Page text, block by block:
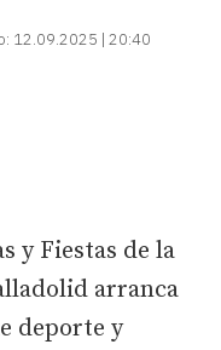
12.09.2025 | 20:40
y Fiestas de la
arranca
deporte y